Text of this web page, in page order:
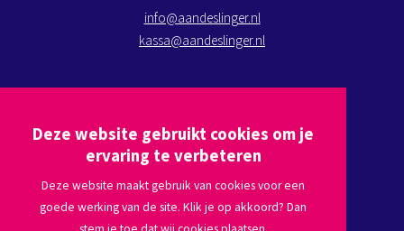
Deze website gebruikt cookies om je
ervaring te verbeteren
Deze website maakt gebruik van cookies voor een
goede werking van de site. Klik je op akkoord? Dan
info@aandeslinger.nl
kassa@aandeslinger.nl
Plan een route via Google maps
Volg ons